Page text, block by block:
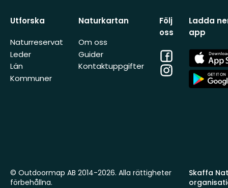
Utforska
Naturreservat
Leder
Län
Kommuner
Naturkartan
Om oss
Guider
Kontaktuppgifter
Följ
oss
Facebook
Instagram
Ladda
app
App
Store
App
Store
Skaffa
© Outdoormap AB 2014-2026. Alla rättigheter
förbehållna.